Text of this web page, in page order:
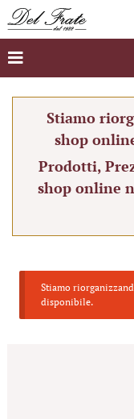
Stiamo
shop
Prodotti,
shop online
Stiamo
disponibile.